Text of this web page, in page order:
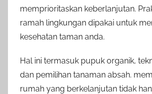
memprioritaskan keberlanjutan.
ramah lingkungan dipakai untuk
kesehatan taman anda.
Hal ini termasuk pupuk organik,
dan pemilihan tanaman absah.
rumah yang berkelanjutan tidak